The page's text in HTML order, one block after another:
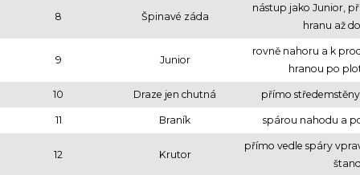
8 Špinavé záda
nástup jako Junior,
hranu až
9 Junior
rovně nahoru a k
hranou po
10 Draze jen chutná přímo
11 Braník spárou nahodu a
12 Krutor
přímo vedle spáry